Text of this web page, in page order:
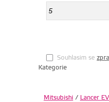
Souhlasim se
Kategorie
Mitsubishi/ Lancer